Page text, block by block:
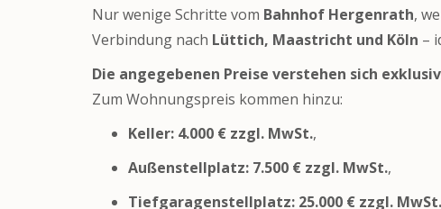
Nur wenige Schritte vom Bahnhof Hergenrath,
Verbindung nach Lüttich, Maastricht und Köln –
Die angegebenen Preise verstehen sich
Zum Wohnungspreis kommen hinzu:
Keller: 4.000 € zzgl. MwSt.,
Außenstellplatz: 7.500 € zzgl. MwSt.,
Tiefgaragenstellplatz: 25.000 € zzgl. MwSt.